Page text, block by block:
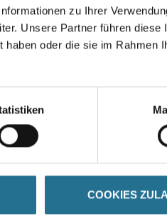
zu Ihrer
Unsere Partner führen diese
oder die sie im Rahmen
COOKIES
IST
lassen Sie sich inspirieren.